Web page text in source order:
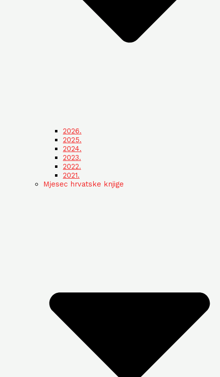
2026.
2025.
2024.
2023.
2022.
2021.
Mjesec hrvatske knjige